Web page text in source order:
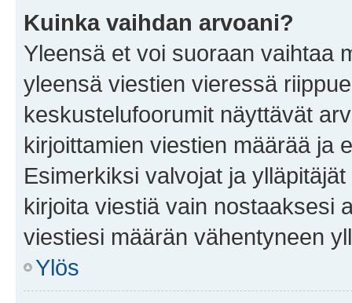
Kuinka vaihdan arvoani?
Yleensä et voi suoraan vaihtaa
yleensä viestien vieressä
keskustelufoorumit näyttävät
kirjoittamien viestien määrää ja
Esimerkiksi valvojat ja
kirjoita viestiä vain nostaaksesi
viestiesi määrän vähentyneen
Ylös